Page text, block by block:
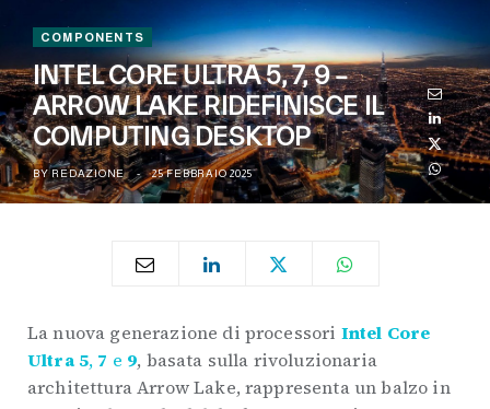
COMPONENTS
INTEL CORE ULTRA 5, 7, 9 –
ARROW LAKE RIDEFINISCE IL
COMPUTING DESKTOP
BY REDAZIONE 25 FEBBRAIO 2025
La nuova generazione di processori Intel Core
Ultra 5, 7 e 9, basata sulla rivoluzionaria
architettura Arrow Lake, rappresenta un balzo in